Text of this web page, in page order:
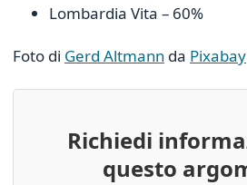
Lombardia Vita – 60%
Foto di Gerd Altmann da Pixabay
Richiedi
questo